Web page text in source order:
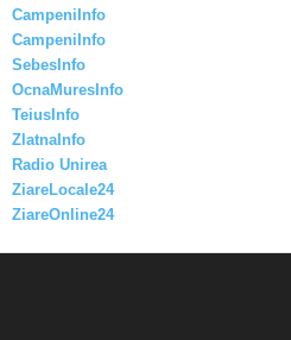
CampeniInfo
CampeniInfo
SebesInfo
OcnaMuresInfo
TeiusInfo
ZlatnaInfo
Radio Unirea
ZiareLocale24
ZiareOnline24